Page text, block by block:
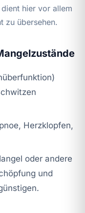
hier vor allem
zu übersehen.
Herzklopfen,
oder andere
und